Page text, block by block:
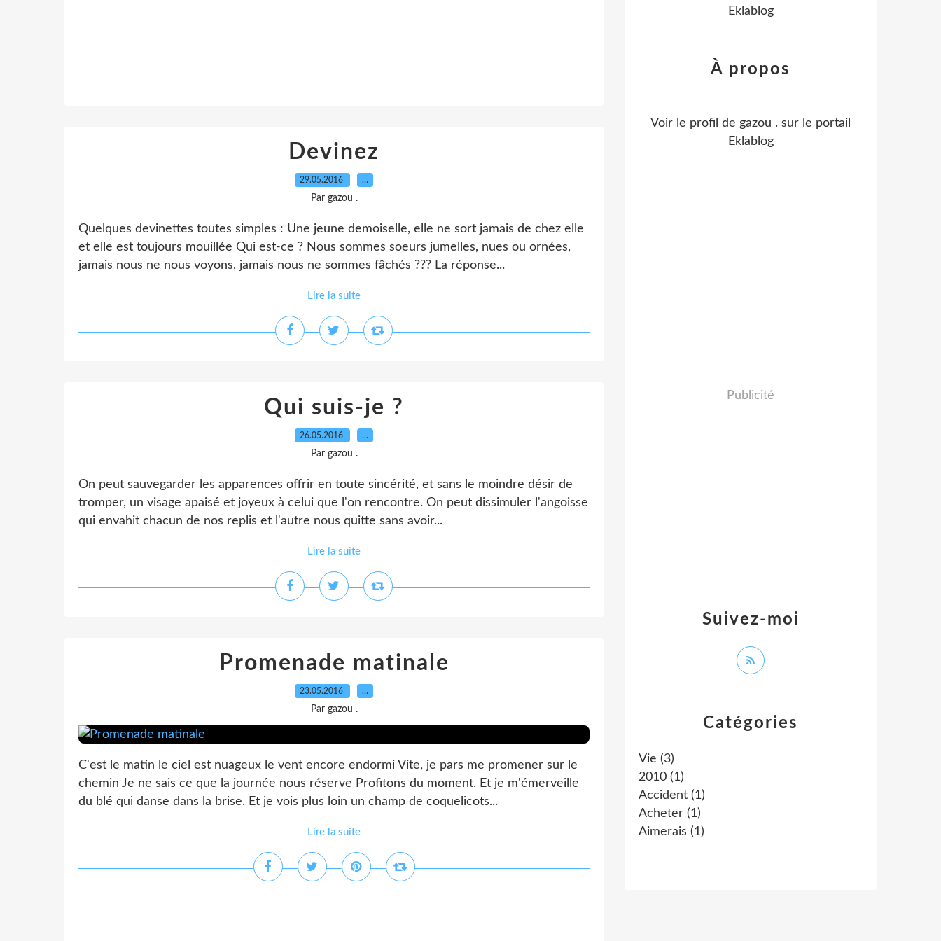
Devinez
29.05.2016 …
Par gazou .
Quelques devinettes toutes simples : Une jeune demoiselle, elle ne sort jamais de chez elle
et elle est toujours mouillée Qui est-ce ? Nous sommes soeurs jumelles, nues ou ornées,
jamais nous ne nous voyons, jamais nous ne sommes fâchés ??? La réponse...
Lire la suite
Qui suis-je ?
26.05.2016 …
Par gazou .
On peut sauvegarder les apparences offrir en toute sincérité, et sans le moindre désir de
tromper, un visage apaisé et joyeux à celui que l'on rencontre. On peut dissimuler l'angoisse
qui envahit chacun de nos replis et l'autre nous quitte sans avoir...
Lire la suite
Promenade matinale
23.05.2016 …
Par gazou .
C'est le matin le ciel est nuageux le vent encore endormi Vite, je pars me promener sur le
chemin Je ne sais ce que la journée nous réserve Profitons du moment. Et je m'émerveille
du blé qui danse dans la brise. Et je vois plus loin un champ de coquelicots...
Lire la suite
Catégories
Vie (3)
2010 (1)
Accident (1)
Acheter (1)
Aimerais (1)
Eklablog
Suivez-moi
À propos
Voir le profil de gazou . sur le portail
Eklablog
Publicité